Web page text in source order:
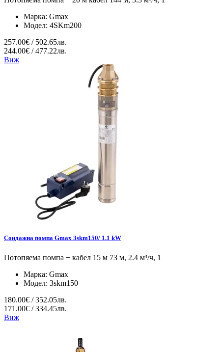
Марка: Gmax
Модел: 4SKm200
257.00€ / 502.65лв.
244.00€ / 477.22лв.
Виж
Сондажна помпа Gmax 3skm150/ 1.1 kW
Потопяема помпа + кабел 15 м 73 м, 2.4 м³/ч, 1
Марка: Gmax
Модел: 3skm150
180.00€ / 352.05лв.
171.00€ / 334.45лв.
Виж